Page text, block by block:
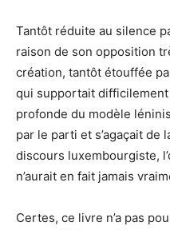
Tantôt réduite au silence
raison de son opposition
création, tantôt étouffée
qui supportait
profonde du modèle
par le parti et s’agaçait de
discours luxembourgiste,
n’aurait en fait jamais
Certes, ce livre n’a pas